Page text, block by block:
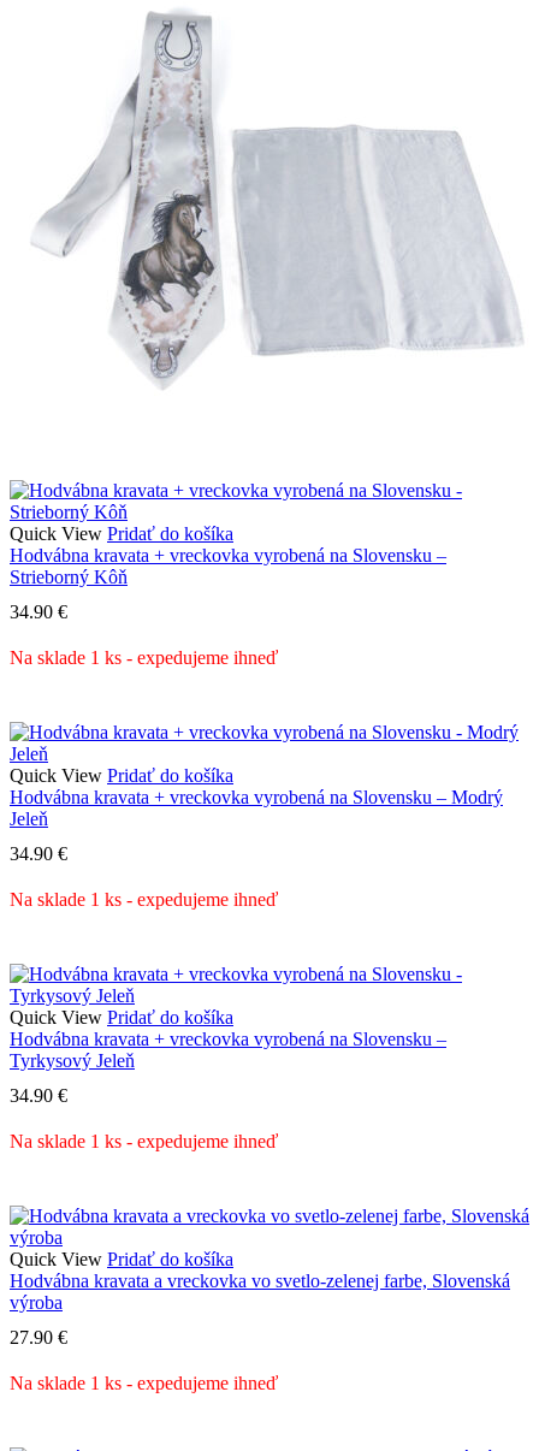
Quick View Pridať do košíka
Hodvábna kravata + vreckovka vyrobená na Slovensku –
Strieborný Kôň
34.90 €
Na sklade 1 ks - expedujeme ihneď
Quick View Pridať do košíka
Hodvábna kravata + vreckovka vyrobená na Slovensku – Modrý
Jeleň
34.90 €
Na sklade 1 ks - expedujeme ihneď
Quick View Pridať do košíka
Hodvábna kravata + vreckovka vyrobená na Slovensku –
Tyrkysový Jeleň
34.90 €
Na sklade 1 ks - expedujeme ihneď
Quick View Pridať do košíka
Hodvábna kravata a vreckovka vo svetlo-zelenej farbe, Slovenská
výroba
27.90 €
Na sklade 1 ks - expedujeme ihneď